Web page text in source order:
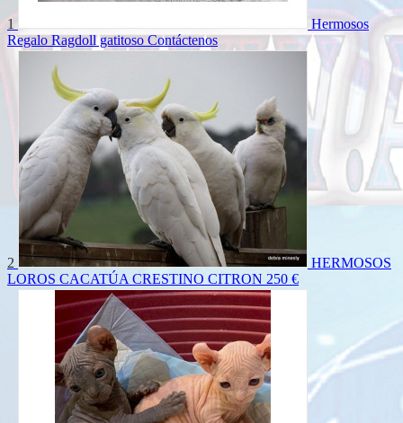
1
Hermosos
Regalo Ragdoll gatitoso Contáctenos
2
HERMOSOS
LOROS CACATÚA CRESTINO CITRON 250 €